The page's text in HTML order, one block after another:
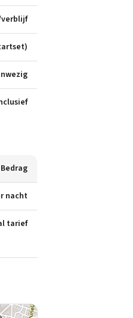
verblijf
Bedrag
nacht
tarief